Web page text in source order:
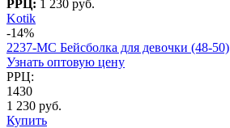
РРЦ: 1 230 руб.
Kotik
-14%
2237-МC Бейсболка для девочки (48-50)
Узнать оптовую цену
РРЦ:
1430
1 230 руб.
Купить